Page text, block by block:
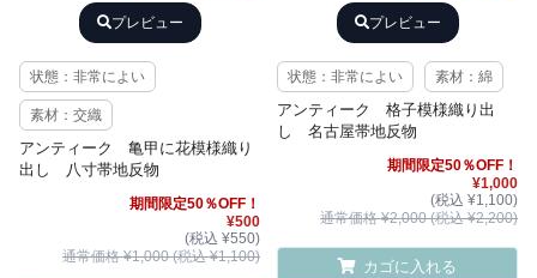
プレビュー
状態：非常によい
素材：交織
アンティーク 亀甲に花模様織り
出し 八寸帯地反物
期間限定50％OFF！
¥500
(税込 ¥550)
通常価格 ¥1,000 (税込 ¥1,100)
プレビュー
状態：非常によい 素材：綿
アンティーク 格子模様織り出
し 名古屋帯地反物
期間限定50％OFF！
¥1,000
(税込 ¥1,100)
通常価格 ¥2,000 (税込 ¥2,200)
カゴに入れる